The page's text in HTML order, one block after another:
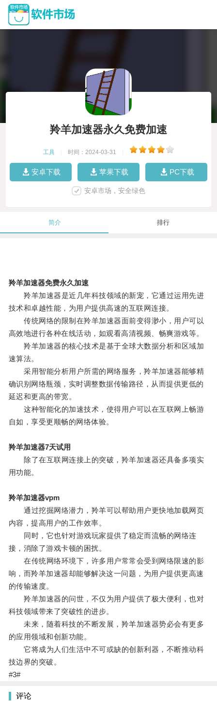
羚羊加速器永久免费加速
工具 时间：2024-03-31
安卓下载 苹果下载 PC下载
安卓市场，安全绿色
简介 排行
羚羊加速器免费永久加速
羚羊加速器是近几年科技领域的新宠，它通过运用先进
技术和卓越性能，为用户提供高速的互联网连接。
传统网络的限制在羚羊加速器面前变得渺小，用户可以
高效地进行各种在线活动，如观看高清视频、畅爽游戏等。
羚羊加速器的核心技术是基于全球大数据分析和区域加
速算法。
采用智能分析用户所需的网络服务，羚羊加速器能够精
确识别网络瓶颈，实时调整数据传输路径，从而提供更低的
延迟和更高的带宽。
这种智能化的加速技术，使得用户可以在互联网上畅游
自如，享受更顺畅的网络体验。
羚羊加速器7天试用
除了在互联网连接上的突破，羚羊加速器还具备多项实
用功能。
羚羊加速器vpm
通过挖掘网络潜力，羚羊可以帮助用户更快地加载网页
内容，提高用户的工作效率。
同时，它也针对游戏玩家提供了稳定而流畅的网络连
接，消除了游戏卡顿的困扰。
在传统网络环境下，许多用户常常会受到网络限速的影
响，而羚羊加速器却能够解决这一问题，为用户提供更高速
的传输速度。
羚羊加速器的问世，不仅为用户提供了极大便利，也对
科技领域带来了突破性的进步。
未来，随着科技的不断发展，羚羊加速器势必会有更多
的应用领域和创新功能。
它将成为人们生活中不可或缺的创新利器，不断推动科
技边界的突破。
#3#
评论